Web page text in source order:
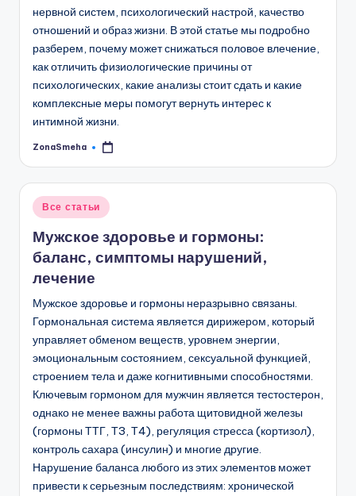
нервной систем, психологический настрой, качество
отношений и образ жизни. В этой статье мы подробно
разберем, почему может снижаться половое влечение,
как отличить физиологические причины от
психологических, какие анализы стоит сдать и какие
комплексные меры помогут вернуть интерес к
интимной жизни.
Запись
ZonaSmeha
Опубликовано
Все статьи
Мужское здоровье и гормоны:
баланс, симптомы нарушений,
лечение
Мужское здоровье и гормоны неразрывно связаны.
Гормональная система является дирижером, который
управляет обменом веществ, уровнем энергии,
эмоциональным состоянием, сексуальной функцией,
строением тела и даже когнитивными способностями.
Ключевым гормоном для мужчин является тестостерон,
однако не менее важны работа щитовидной железы
(гормоны ТТГ, Т3, Т4), регуляция стресса (кортизол),
контроль сахара (инсулин) и многие другие.
Нарушение баланса любого из этих элементов может
привести к серьезным последствиям: хронической